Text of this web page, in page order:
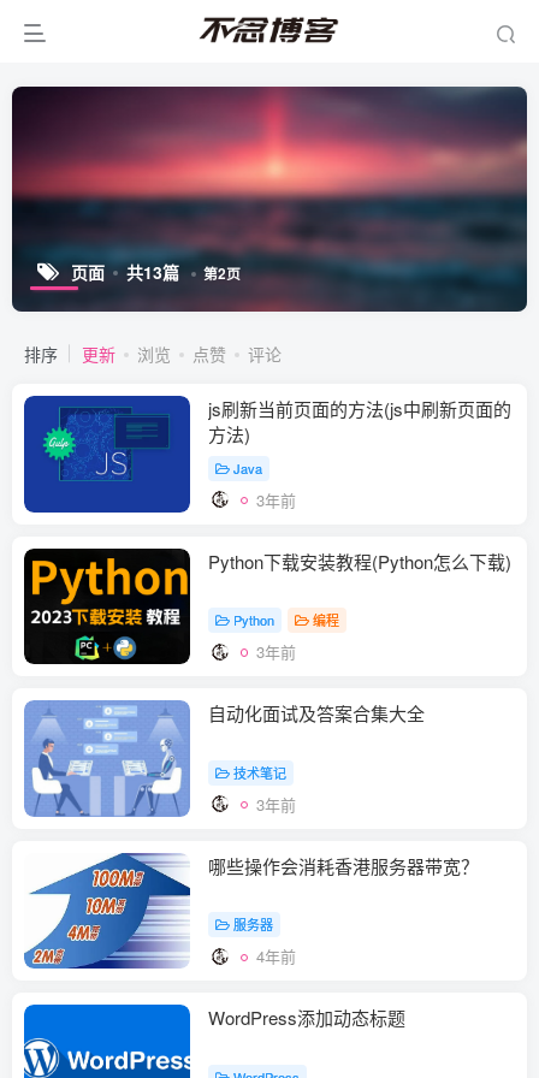
页面 共13篇 第2页
排序 更新 浏览 点赞 评论
js刷新当前页面的方法(js中刷新页面的
方法)
Java
3年前
Python下载安装教程(Python怎么下载)
Python 编程
3年前
自动化面试及答案合集大全
技术笔记
3年前
哪些操作会消耗香港服务器带宽？
服务器
4年前
WordPress添加动态标题